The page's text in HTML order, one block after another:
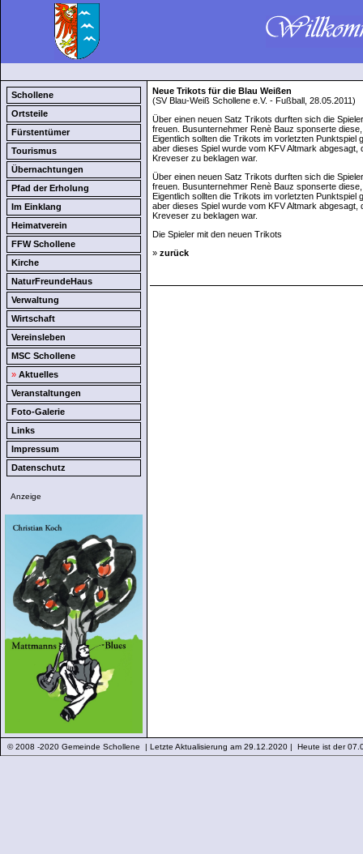
Schollene
Ortsteile
Fürstentümer
Tourismus
Übernachtungen
Pfad der Erholung
Im Einklang
Heimatverein
FFW Schollene
Kirche
NaturFreundeHaus
Verwaltung
Wirtschaft
Vereinsleben
MSC Schollene
» Aktuelles
Veranstaltungen
Foto-Galerie
Links
Impressum
Datenschutz
Anzeige
Neue Trikots für die Blau Weißen
(SV Blau-Weiß Schollene e.V. - Fußball, 28.05.2011)
Über einen neuen Satz Trikots durften sich die
freuen. Busunternehmer Renè Bauz sponserte
Eigentlich sollten die Trikots im vorletzten Punktspiel
aber dieses Spiel wurde vom KFV Altmark
Kreveser zu beklagen war.
Über einen neuen Satz Trikots durften sich die
freuen. Busunternehmer Renè Bauz sponserte
Eigentlich sollten die Trikots im vorletzten Punktspiel
aber dieses Spiel wurde vom KFV Altmark
Kreveser zu beklagen war.
Die Spieler mit den neuen Trikots
» zurück
© 2008 -2020 Gemeinde Schollene | Letzte Aktualisierung am 29.12.2020 | Heute ist der